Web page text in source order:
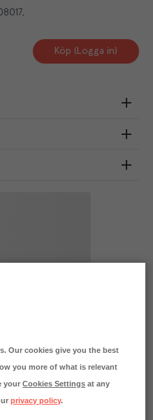
Köp (Logga in)
Our cookies give you the best
you more of what is relevant
yourCookies Settings at any
privacy policy.